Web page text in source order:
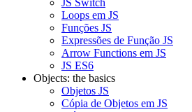
JS Switch
Loops em JS
Funções JS
Expressões de Função JS
Arrow Functions em JS
JS ES6
Objects: the basics
Objetos JS
Cópia de Objetos em JS